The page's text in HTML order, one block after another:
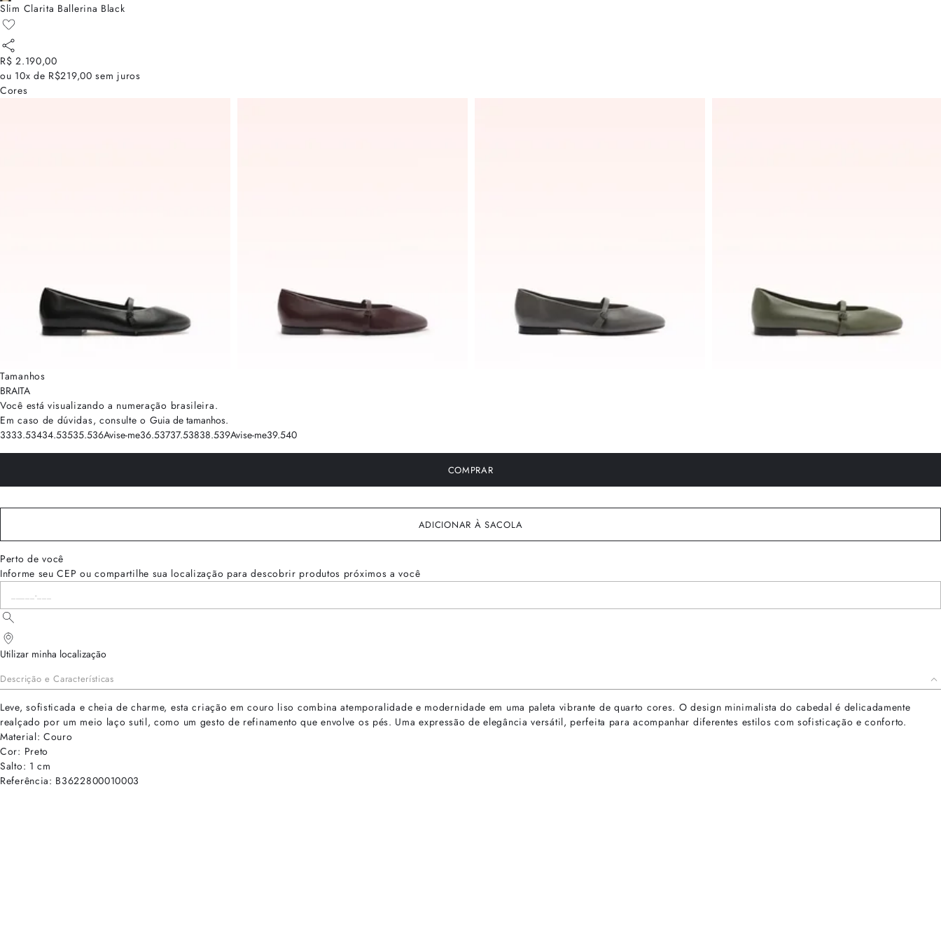
Slim Clarita Ballerina Black
R$ 2.190,00
ou 10x de R$219,00 sem juros
Cores
Tamanhos
BRAITA
Você está visualizando a numeração brasileira.
Em caso de dúvidas, consulte o Guia de tamanhos.
3333.53434.53535.536Avise-me36.53737.53838.539Avise-me39.540
COMPRAR
ADICIONAR À SACOLA
Perto de você
Informe seu CEP ou compartilhe sua localização para descobrir produtos próximos a você
Utilizar minha localização
Descrição e Características
Leve, sofisticada e cheia de charme, esta criação em couro liso combina atemporalidade e modernidade em uma paleta vibrante de quarto cores. O design minimalista do cabedal é delicadamente
realçado por um meio laço sutil, como um gesto de refinamento que envolve os pés. Uma expressão de elegância versátil, perfeita para acompanhar diferentes estilos com sofisticação e conforto.
Material: Couro
Cor: Preto
Salto: 1 cm
Referência: B3622800010003